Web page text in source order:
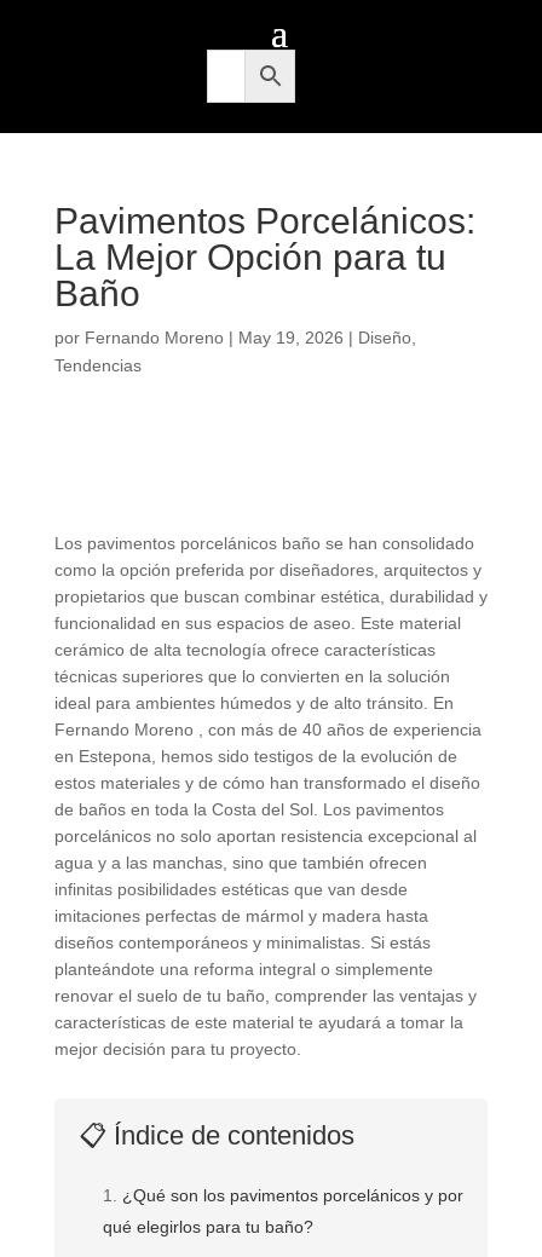
Pavimentos Porcelánicos:
La Mejor Opción para tu
Baño
por Fernando Moreno| May 19, 2026 | Diseño,
Tendencias
Los pavimentos porcelánicos baño se han consolidado
como la opción preferida por diseñadores, arquitectos y
propietarios que buscan combinar estética, durabilidad y
funcionalidad en sus espacios de aseo. Este material
cerámico de alta tecnología ofrece características
técnicas superiores que lo convierten en la solución
ideal para ambientes húmedos y de alto tránsito. En
Fernando Moreno , con más de 40 años de experiencia
en Estepona, hemos sido testigos de la evolución de
estos materiales y de cómo han transformado el diseño
de baños en toda la Costa del Sol. Los pavimentos
porcelánicos no solo aportan resistencia excepcional al
agua y a las manchas, sino que también ofrecen
infinitas posibilidades estéticas que van desde
imitaciones perfectas de mármol y madera hasta
diseños contemporáneos y minimalistas. Si estás
planteándote una reforma integral o simplemente
renovar el suelo de tu baño, comprender las ventajas y
características de este material te ayudará a tomar la
mejor decisión para tu proyecto.
📋 Índice de contenidos
¿Qué son los pavimentos porcelánicos y por
qué elegirlos para tu baño?